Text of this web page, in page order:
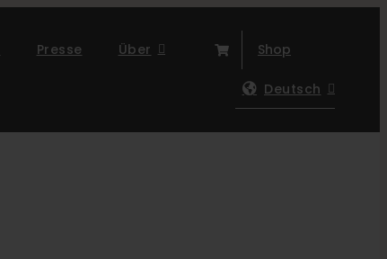
Presse Über Shop
Deutsch